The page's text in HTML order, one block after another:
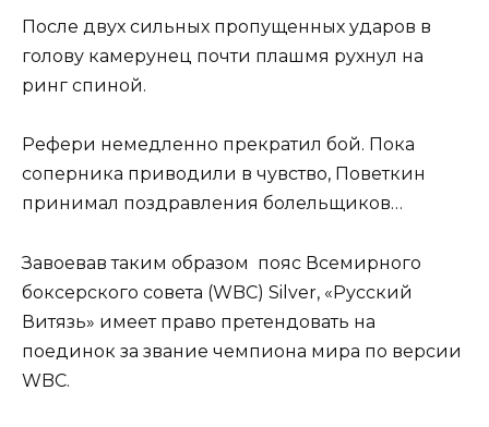
После двух сильных пропущенных ударов в
голову камерунец почти плашмя рухнул на
ринг спиной.
Рефери немедленно прекратил бой. Пока
соперника приводили в чувство, Поветкин
принимал поздравления болельщиков…
Завоевав таким образом пояс Всемирного
боксерского совета (WBC) Silver, «Русский
Витязь» имеет право претендовать на
поединок за звание чемпиона мира по версии
WBC.